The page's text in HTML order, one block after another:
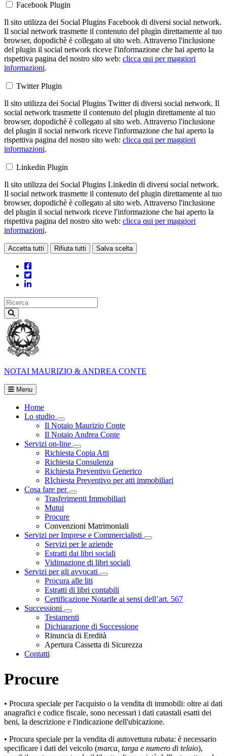
Facebook Plugin
Il sito utilizza dei Social Plugins Facebook di diversi social network.
Il social network trasmette il contenuto del plugin direttamente al tuo
browser, dopodichè è collegato al sito web. Attraverso l'inclusione
del plugin il social network riceve l'informazione che hai aperto la
rispettiva pagina del nostro sito web: clicca qui per maggiori
informazioni.
Twitter Plugin
Il sito utilizza dei Social Plugins Twitter di diversi social network. Il
social network trasmette il contenuto del plugin direttamente al tuo
browser, dopodichè è collegato al sito web. Attraverso l'inclusione
del plugin il social network riceve l'informazione che hai aperto la
rispettiva pagina del nostro sito web: clicca qui per maggiori
informazioni.
Linkedin Plugin
Il sito utilizza dei Social Plugins Linkedin di diversi social network.
Il social network trasmette il contenuto del plugin direttamente al tuo
browser, dopodichè è collegato al sito web. Attraverso l'inclusione
del plugin il social network riceve l'informazione che hai aperto la
rispettiva pagina del nostro sito web: clicca qui per maggiori
informazioni.
Accetta tutti Rifiuta tutti Salva scelta
NOTAI MAURIZIO & ANDREA CONTE
Menu
Home
Lo studio
Visualizza menù di secondo livello
Il Notaio Maurizio Conte
Il Notaio Andrea Conte
Servizi on-line
Visualizza menù di secondo livello
Richiesta Copia Atti
Richiesta Consulenza
Richiesta Preventivo Generico
RIchiesta Preventivo per atti immobiliari
Cosa fare per
Visualizza menù di secondo livello
Trasferimenti Immobiliari
Mutui
Procure
Convenzioni Matrimoniali
Servizi per Imprese e Commercialisti
Visualizza menù di
Servizi per le aziende
Estratti dai libri sociali
Vidimazione di libri sociali
Servizi per gli avvocati
Visualizza menù di secondo livello
Procura alle liti
Estratti di libri contabili
Certificazione Notarile ai sensi dell’art. 567
Successioni
Visualizza menù di secondo livello
Testamenti
Dichiarazione di Successione
Rinuncia di Eredità
Apertura Cassetta di Sicurezza
Contatti
Procure
• Procura speciale per l'acquisto o la vendita di immobili: oltre ai dati
anagrafici e codice fiscale, sono necessari i dati catastali esatti dei
beni, la descrizione e l'indicazione dell'ubicazione.
• Procura speciale per la vendita di autovettura rubata: è necessario
specificare i dati del veicolo (marca, targa e numero di telaio),